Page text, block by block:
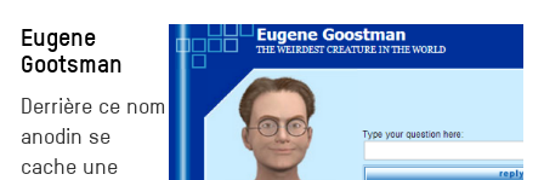
Eugene
Gootsman
Derrière ce nom
anodin se
cache une